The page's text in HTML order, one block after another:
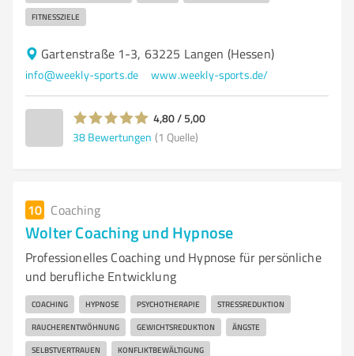
FITNESSZIELE
Gartenstraße 1-3, 63225 Langen (Hessen)
info@weekly-sports.de www.weekly-sports.de/
4,80 / 5,00
38 Bewertungen (1 Quelle)
10 Coaching
Wolter Coaching und Hypnose
Professionelles Coaching und Hypnose für persönliche
und berufliche Entwicklung
COACHING HYPNOSE PSYCHOTHERAPIE STRESSREDUKTION
RAUCHERENTWÖHNUNG GEWICHTSREDUKTION ÄNGSTE
SELBSTVERTRAUEN KONFLIKTBEWÄLTIGUNG